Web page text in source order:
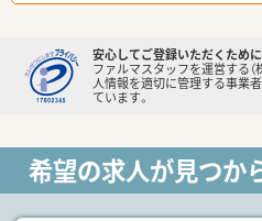
安心してご登録いただくために
ファルマスタッフを運営する（
人情報を適切に管理する事業
ています。
希望の求人が見つ